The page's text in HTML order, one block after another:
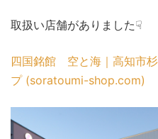
取扱い店舗がありました☟
四国銘館 空と海｜高知市
プ (soratoumi-shop.com)